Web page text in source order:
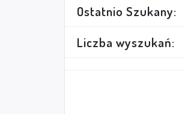
Ostatnio Szukany:
Liczba wyszukań: